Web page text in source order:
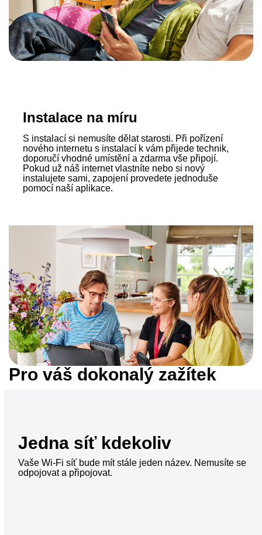
Instalace na míru
S instalací si nemusíte dělat starosti. Při pořízení
nového internetu s instalací k vám přijede technik,
doporučí vhodné umístění a zdarma vše připojí.
Pokud už náš internet vlastníte nebo si nový
instalujete sami, zapojení provedete jednoduše
pomocí naší aplikace.
Pro váš dokonalý zažítek
Jedna síť kdekoliv
Vaše Wi-Fi síť bude mít stále jeden název. Nemusíte se
odpojovat a připojovat.